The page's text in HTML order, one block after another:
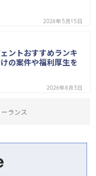
2026年5月15日
ントおすすめランキ
の案件や福利厚生を
2026年8月3日
ランス